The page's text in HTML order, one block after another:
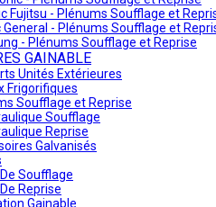
Fujitsu - Plénums Soufflage et
General - Plénums Soufflage et
- Plénums Soufflage et Reprise
GAINABLE
Unités Extérieures
Frigorifiques
Soufflage et Reprise
Soufflage
Reprise
Galvanisés
Soufflage
Reprise
Gainable